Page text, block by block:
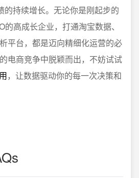
的持续增长。无论你是刚起步的
高成长企业，打通淘宝数据、
平台，都是迈向精细化运营的必
电商竞争中脱颖而出，不妨试试
，让数据驱动你的每一次决策和